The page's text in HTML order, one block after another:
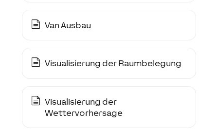
Van Ausbau
Visualisierung der Raumbelegung
Visualisierung der
Wettervorhersage